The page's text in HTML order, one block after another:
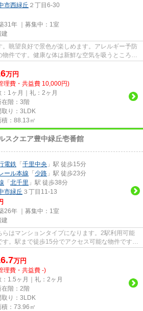
市西緑丘 ２丁目6-30
31年 ｜募集中： 1室
建
眺望良好で景色が楽しめます。アレルギー予防
件です。健康な体は新鮮な空気を吸うところか
万円
理費・共益費 10,000円)
：1ヶ月｜礼：2ヶ月
在階：3階
取り：3LDK
積：88.13㎡
スクエア豊中緑丘壱番館
電鉄 「 千里中央 」駅 徒歩15分
ール本線 「 少路 」駅 徒歩23分
「 北千里 」駅 徒歩38分
市緑丘 ３丁目11-13
26年 ｜募集中： 1室
建
らはマンションタイプになります。2駅利用可能
。駅まで徒歩15分でアクセス可能な物件です。
万円
理費・共益費 -)
：1.5ヶ月｜礼：2ヶ月
在階：2階
取り：3LDK
積：73.96㎡